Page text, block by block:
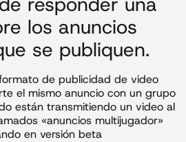
los anuncios
se publiquen.
de publicidad de video
el mismo anuncio con un grupo
están transmitiendo un video al
«anuncios multijugador»
en versión beta